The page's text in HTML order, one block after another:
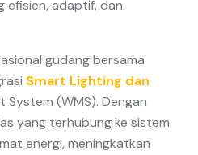
efisien, adaptif, dan
gudang bersama
Smart Lighting dan
System (WMS). Dengan
yang terhubung ke sistem
energi, meningkatkan